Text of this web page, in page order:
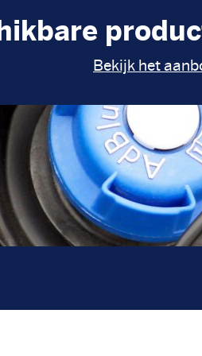
Bekijk het